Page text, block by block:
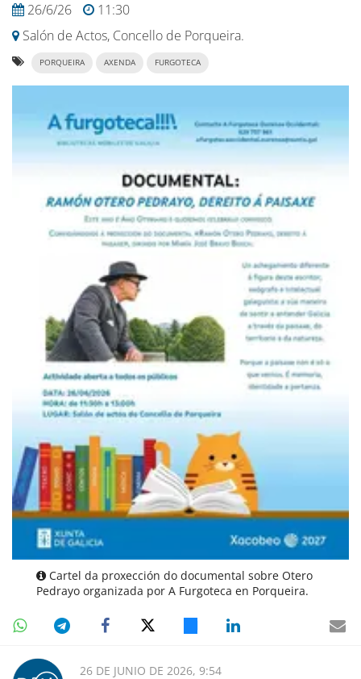
26/6/26
11:30
Salón de Actos, Concello de Porqueira.
PORQUEIRA AXENDA FURGOTECA
Cartel da proxección do documental sobre Otero
Pedrayo organizada por A Furgoteca en Porqueira.
26 DE JUNIO DE 2026, 9:54